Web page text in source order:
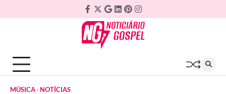
to
Facebook
Twitter
Google
Plus
Linkedin
Pinterest
Instagram
MÚSICA NOTÍCIAS